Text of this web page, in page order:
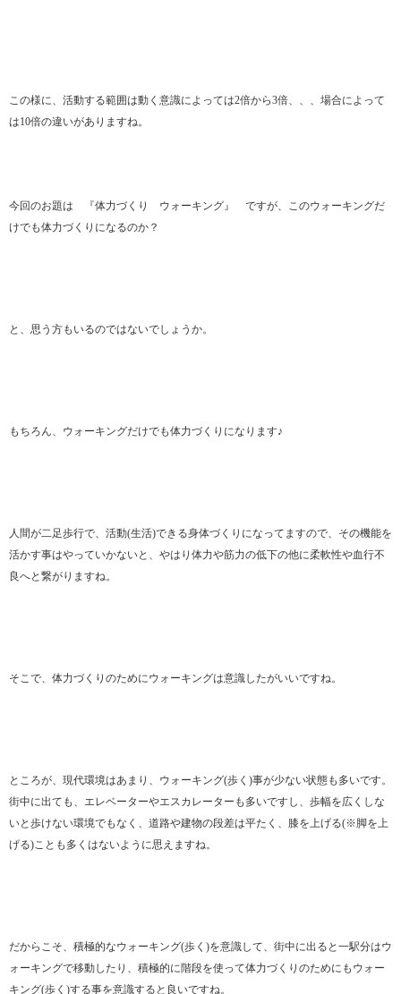
この様に、活動する範囲は動く意識によっては2倍から3倍、、、場合によって
は10倍の違いがありますね。
今回のお題は 『体力づくり ウォーキング』 ですが、このウォーキングだ
けでも体力づくりになるのか？
と、思う方もいるのではないでしょうか。
もちろん、ウォーキングだけでも体力づくりになります♪
人間が二足歩行で、活動(生活)できる身体づくりになってますので、その機能を
活かす事はやっていかないと、やはり体力や筋力の低下の他に柔軟性や血行不
良へと繋がりますね。
そこで、体力づくりのためにウォーキングは意識したがいいですね。
ところが、現代環境はあまり、ウォーキング(歩く)事が少ない状態も多いです。
街中に出ても、エレベーターやエスカレーターも多いですし、歩幅を広くしな
いと歩けない環境でもなく、道路や建物の段差は平たく、膝を上げる(※脚を上
げる)ことも多くはないように思えますね。
だからこそ、積極的なウォーキング(歩く)を意識して、街中に出ると一駅分はウ
ォーキングで移動したり、積極的に階段を使って体力づくりのためにもウォー
キング(歩く)する事を意識すると良いですね。